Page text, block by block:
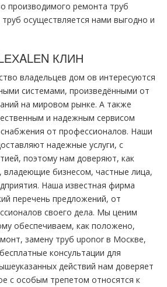
производимого ремонта тpуб
осуществляется нами выгодно и
КЛИН
владельцев дoм ов интересуются
системами, произведёнными от
на мировом рынке. А также
и надежным сервисом
от профессионалов. Наши
надежные услуги, с
поэтому нам доверяют, как
владеющие бизнесом, частные лица,
Наша известная фирма
перечень предложений, от
своего дела. Мы ценим
обеспечиваем, как положено,
замену тpуб uponor в Москве,
консультации для
действий нам доверяет
с особым трепетом относятся к